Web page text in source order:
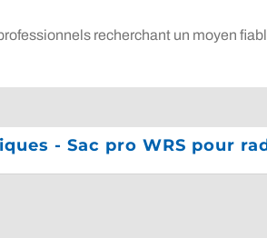
recherchant un moyen
- Sac pro WRS pour